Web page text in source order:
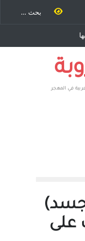
في المهجر
جسد)
على